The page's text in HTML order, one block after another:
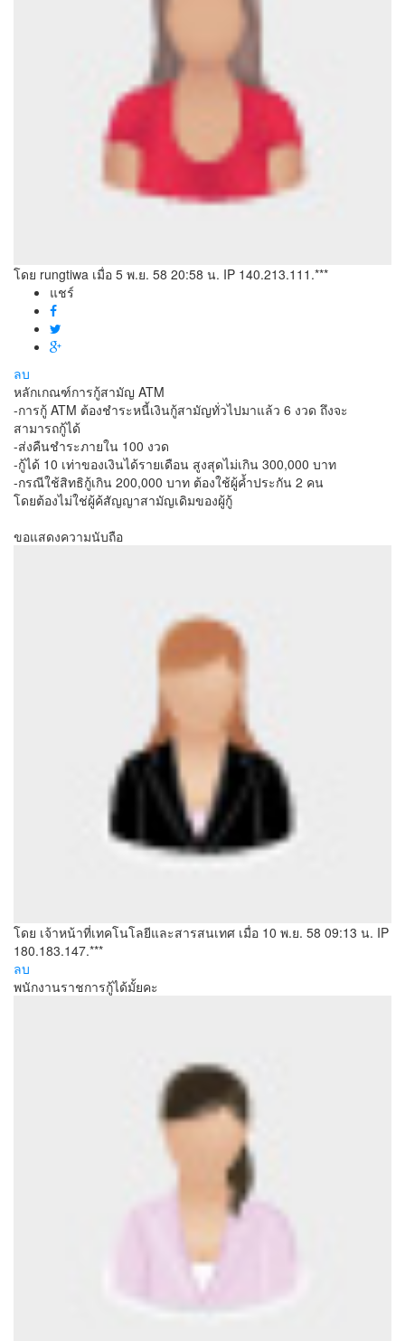
โดย rungtiwa เมื่อ 5 พ.ย. 58 20:58 น. IP 140.213.111.***
แชร์
ลบ
หลักเกณฑ์การกู้สามัญ ATM
-การกู้ ATM ต้องชำระหนี้เงินกู้สามัญทั่วไปมาแล้ว 6 งวด ถึงจะ
สามารถกู้ได้
-ส่งคืนชำระภายใน 100 งวด
-กู้ได้ 10 เท่าของเงินได้รายเดือน สูงสุดไม่เกิน 300,000 บาท
-กรณีใช้สิทธิกู้เกิน 200,000 บาท ต้องใช้ผู้ค้ำประกัน 2 คน
โดยต้องไม่ใช่ผู้ค้สัญญาสามัญเดิมของผู้กู้
ขอแสดงความนับถือ
โดย เจ้าหน้าที่เทคโนโลยีและสารสนเทศ เมื่อ 10 พ.ย. 58 09:13 น. IP
180.183.147.***
ลบ
พนักงานราชการกู้ได้มั้ยคะ